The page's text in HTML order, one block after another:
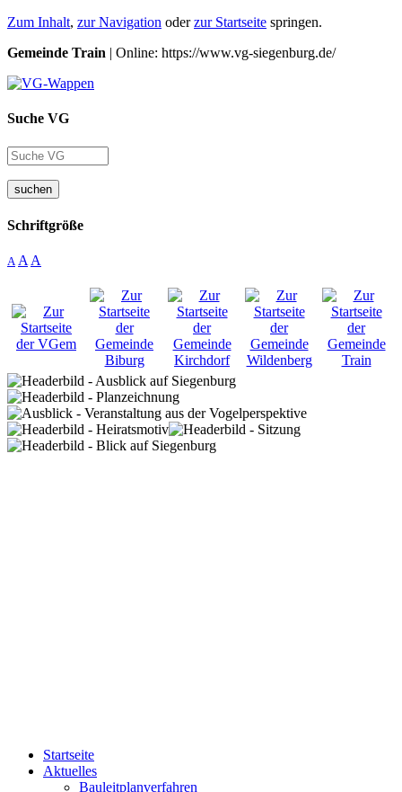
Zum Inhalt, zur Navigation oderzur Startseite springen.
Gemeinde Train | Online: https://www.vg-siegenburg.de/
Suche VG
suchen
Schriftgröße
A A A
Startseite
Aktuelles
Bauleitplanverfahren